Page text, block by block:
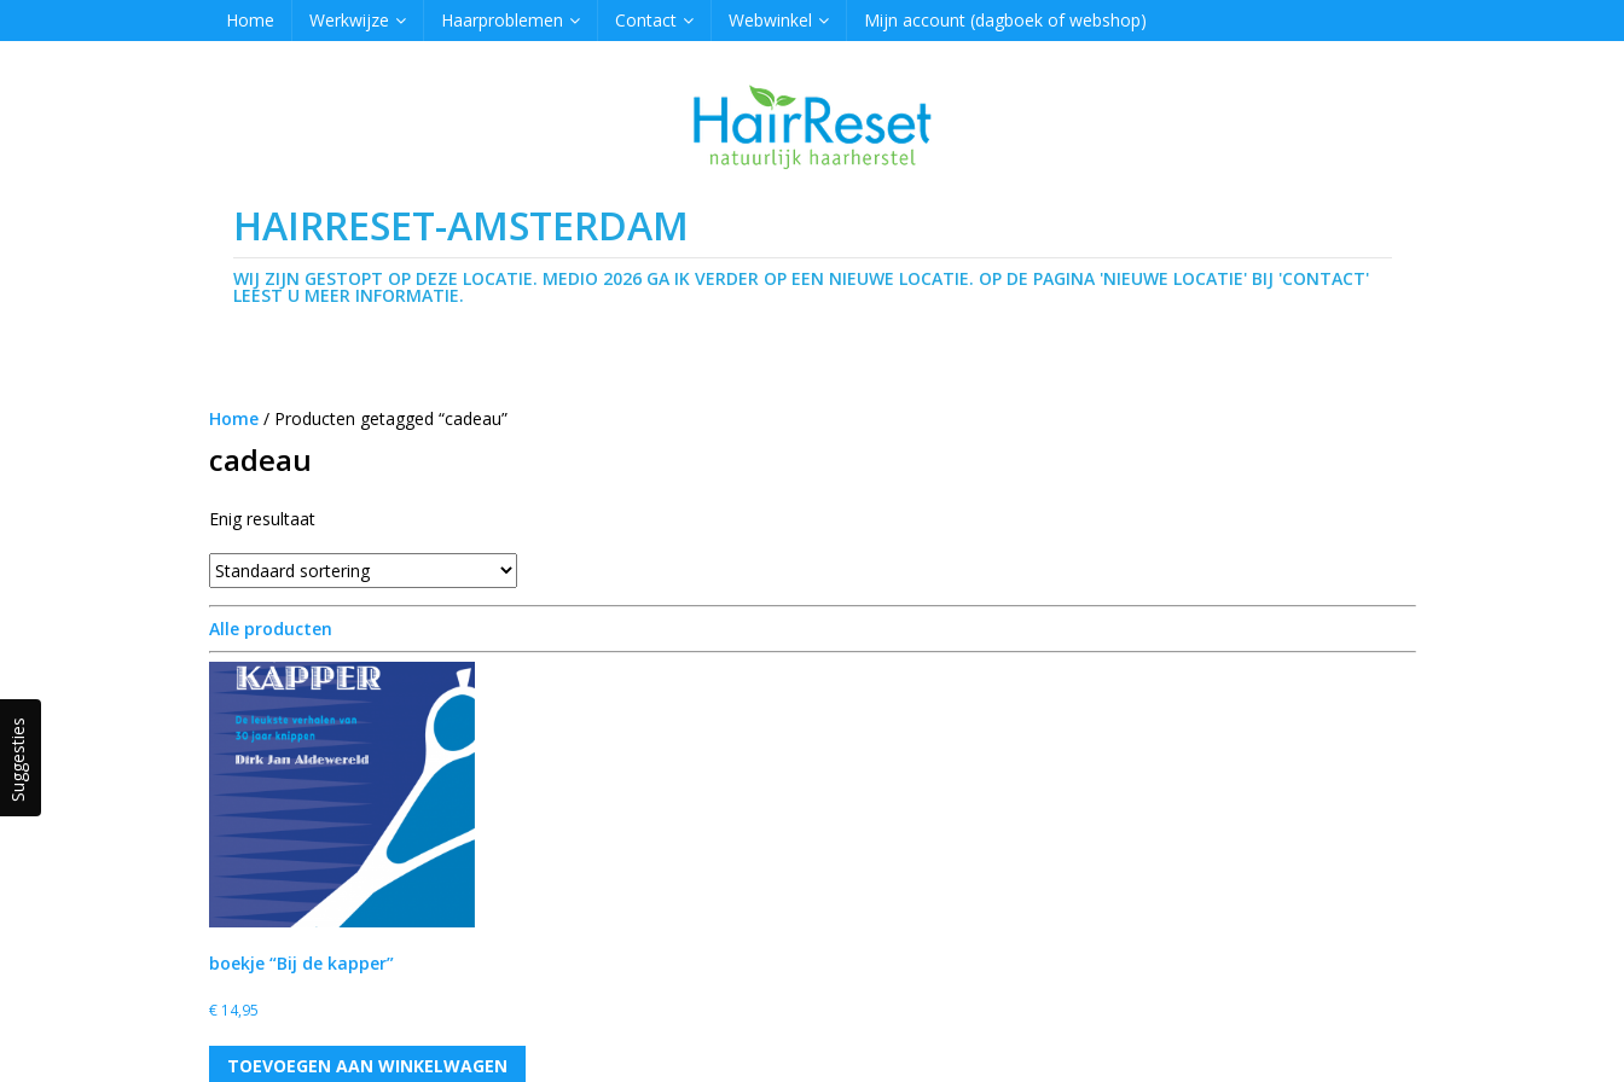
Home Werkwijze Haarproblemen Contact Webwinkel Mijn account (dagboek of webshop)
HAIRRESET-AMSTERDAM
WIJ ZIJN GESTOPT OP DEZE LOCATIE. MEDIO 2026 GA IK VERDER OP EEN NIEUWE LOCATIE. OP DE PAGINA 'NIEUWE LOCATIE' BIJ 'CONTACT'
LEEST U MEER INFORMATIE.
Home/ Producten getagged “cadeau”
cadeau
Enig resultaat
Alle producten
boekje “Bij de kapper”
€14,95
TOEVOEGEN AAN WINKELWAGEN
Suggesties